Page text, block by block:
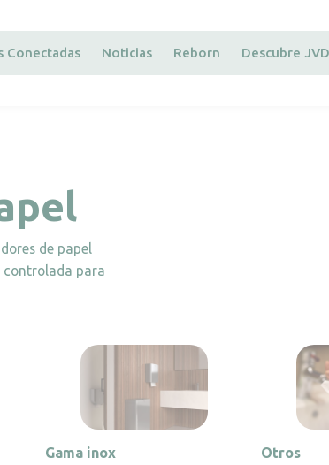
Conectadas Noticias Reborn Descubre JVD
de papel
controlada para
Gama inox Otros